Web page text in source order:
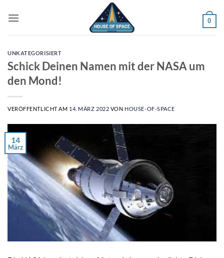
Inhalt
0
UNKATEGORISIERT
Schick Deinen Namen mit der NASA um
den Mond!
VERÖFFENTLICHT AM 14. MÄRZ 2022 VON HOUSE-OF-SPACE
14
März